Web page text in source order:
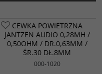
CEWKA POWIETRZNA
JANTZEN AUDIO 0,28MH /
0,50OHM / DR.0,63MM /
ŚR.30 DŁ.8MM
000-1020